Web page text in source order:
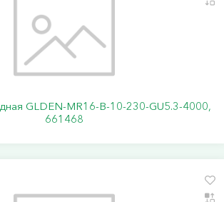
GLDEN-MR16-B-10-230-GU5.3-4000,
661468